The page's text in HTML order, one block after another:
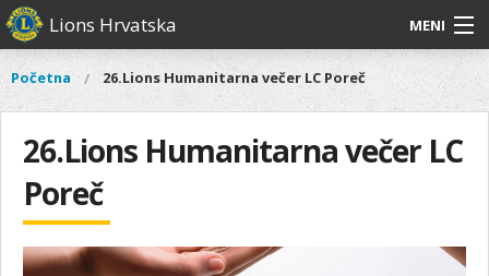
Skoči
na
sadržaj
Lions Hrvatska MENI
O nama
Naši projekti
Aktivnosti
Glavni
O
nama
Distrikt
126
Naši
Aktivnosti
Vi
ste
ovdje
Početna 26.Lions Humanitarna večer LC Poreč
26.Lions Humanitarna večer LC
Poreč